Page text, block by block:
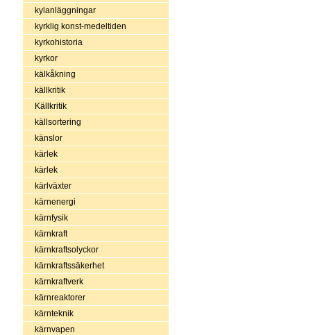
kylanläggningar
kyrklig konst-medeltiden
kyrkohistoria
kyrkor
kälkåkning
källkritik
Källkritik
källsortering
känslor
kärlek
kärlek
kärlväxter
kärnenergi
kärnfysik
kärnkraft
kärnkraftsolyckor
kärnkraftssäkerhet
kärnkraftverk
kärnreaktorer
kärnteknik
kärnvapen